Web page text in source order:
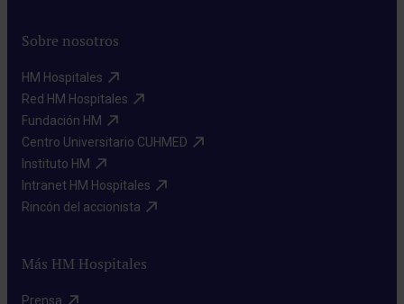
Sobre nosotros
HM Hospitales​
Red HM Hospitales​
Fundación HM​
Centro Universitario CUHMED​
Instituto HM​
Intranet HM Hospitales​
Rincón del accionista​
Más HM Hospitales
Prensa​